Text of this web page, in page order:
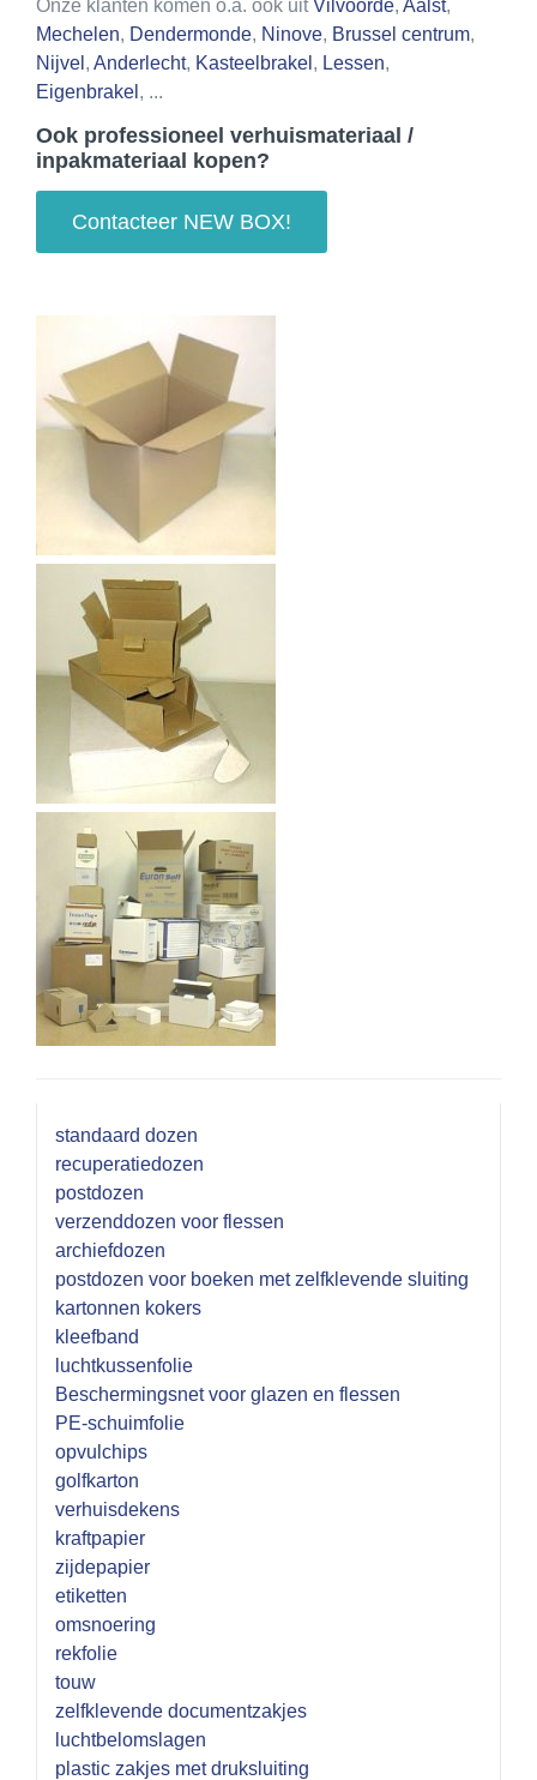
Onze klanten komen o.a. ook uit Vilvoorde, Aalst,
Mechelen, Dendermonde, Ninove, Brussel centrum,
Nijvel , Anderlecht, Kasteelbrakel , Lessen,
Eigenbrakel , ...
Ook professioneel verhuismateriaal /
inpakmateriaal kopen?
Contacteer NEW BOX!
standaard dozen
recuperatiedozen
postdozen
verzenddozen voor flessen
archiefdozen
postdozen voor boeken met zelfklevende sluiting
kartonnen kokers
kleefband
luchtkussenfolie
Beschermingsnet voor glazen en flessen
PE-schuimfolie
opvulchips
golfkarton
verhuisdekens
kraftpapier
zijdepapier
etiketten
omsnoering
rekfolie
touw
zelfklevende documentzakjes
luchtbelomslagen
plastic zakjes met druksluiting